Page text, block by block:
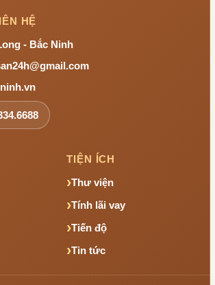
HỆ
- Bắc Ninh
TIỆN ÍCH
Thư viện
Tính lãi vay
Tiến độ
Tin tức